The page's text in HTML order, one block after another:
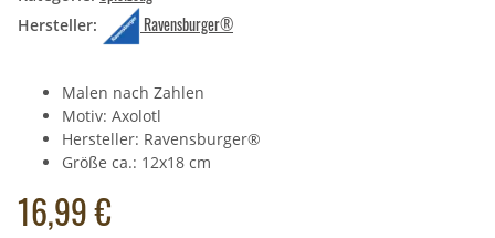
Hersteller: Ravensburger®
Malen nach Zahlen
Motiv: Axolotl
Hersteller: Ravensburger®
Größe ca.: 12x18 cm
16,99 €